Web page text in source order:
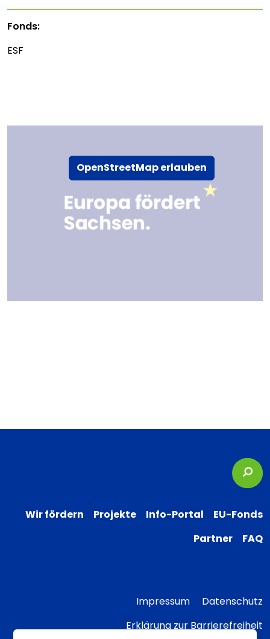
OpenStreetMap erlauben
Fonds:
ESF
Wir fördern Projekte Info-Portal
EU-Fonds
Partner
FAQ
Impressum
Datenschutz
Erklärung zur Barrierefreiheit